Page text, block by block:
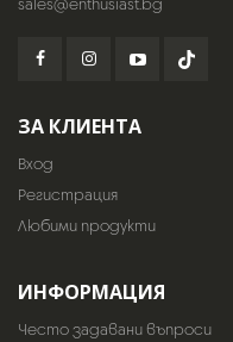
sales@enthusiast.bg
ЗА КЛИЕНТА
Вход
Регистрация
Любими продукти
ИНФОРМАЦИЯ
Често задавани въпроси